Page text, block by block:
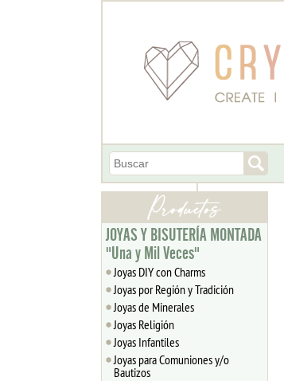
JOYAS Y BISUTERÍA MONTADA
"Una y Mil Veces"
Joyas DIY con Charms
Joyas por Región y Tradición
Joyas de Minerales
Joyas Religión
Joyas Infantiles
Joyas para Comuniones y/o
Bautizos